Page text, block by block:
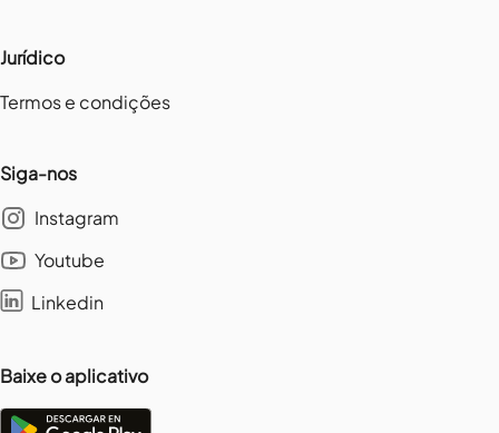
Jurídico
Termos e condições
Siga-nos
Instagram
Youtube
Linkedin
Baixe o aplicativo